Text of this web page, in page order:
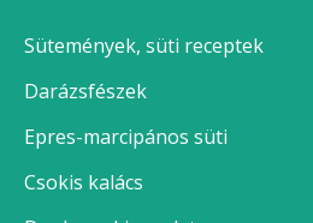
Sütemények, süti receptek
Darázsfészek
Epres-marcipános süti
Csokis kalács